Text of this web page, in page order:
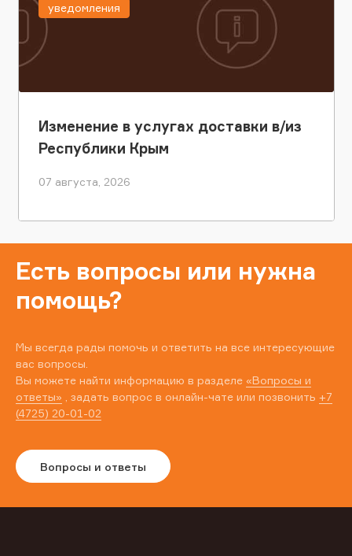
Изменение в услугах доставки в/из
Республики Крым
07 августа, 2026
уведомления
Есть вопросы или нужна
помощь?
Мы всегда рады помочь и ответить на все интересующие
вас вопросы.
Вы можете найти информацию в разделе «Вопросы и
ответы» , задать вопрос в онлайн-чате или позвонить +7
(4725) 20-01-02
Вопросы и ответы